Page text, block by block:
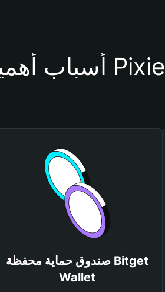
أسباب أهمية استخدام محفظة Pixie
صندوق حماية محفظة Bitget
Wallet